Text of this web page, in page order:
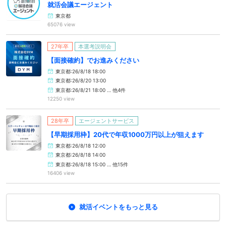
就活会議エージェント
東京都
65076 view
27年卒 本選考説明会
【面接確約】でお進みください
東京都:26/8/18 18:00
東京都:26/8/20 13:00
東京都:26/8/21 18:00 … 他4件
12250 view
28年卒 エージェントサービス
【早期採用枠】20代で年収1000万円以上が狙えます
東京都:26/8/18 12:00
東京都:26/8/18 14:00
東京都:26/8/18 15:00 … 他15件
16406 view
就活イベントをもっと見る